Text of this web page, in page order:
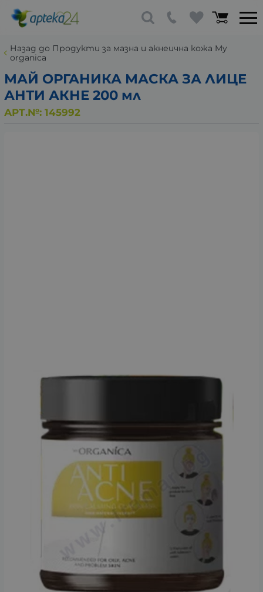
Назад до Продукти за мазна и акнеична кожа My
organica
МАЙ ОРГАНИКА МАСКА ЗА ЛИЦЕ
АНТИ АКНЕ 200 мл
АРТ.№: 145992